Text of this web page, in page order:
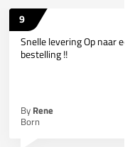
9
Snelle levering Op naar
bestelling !!
By Rene
Born